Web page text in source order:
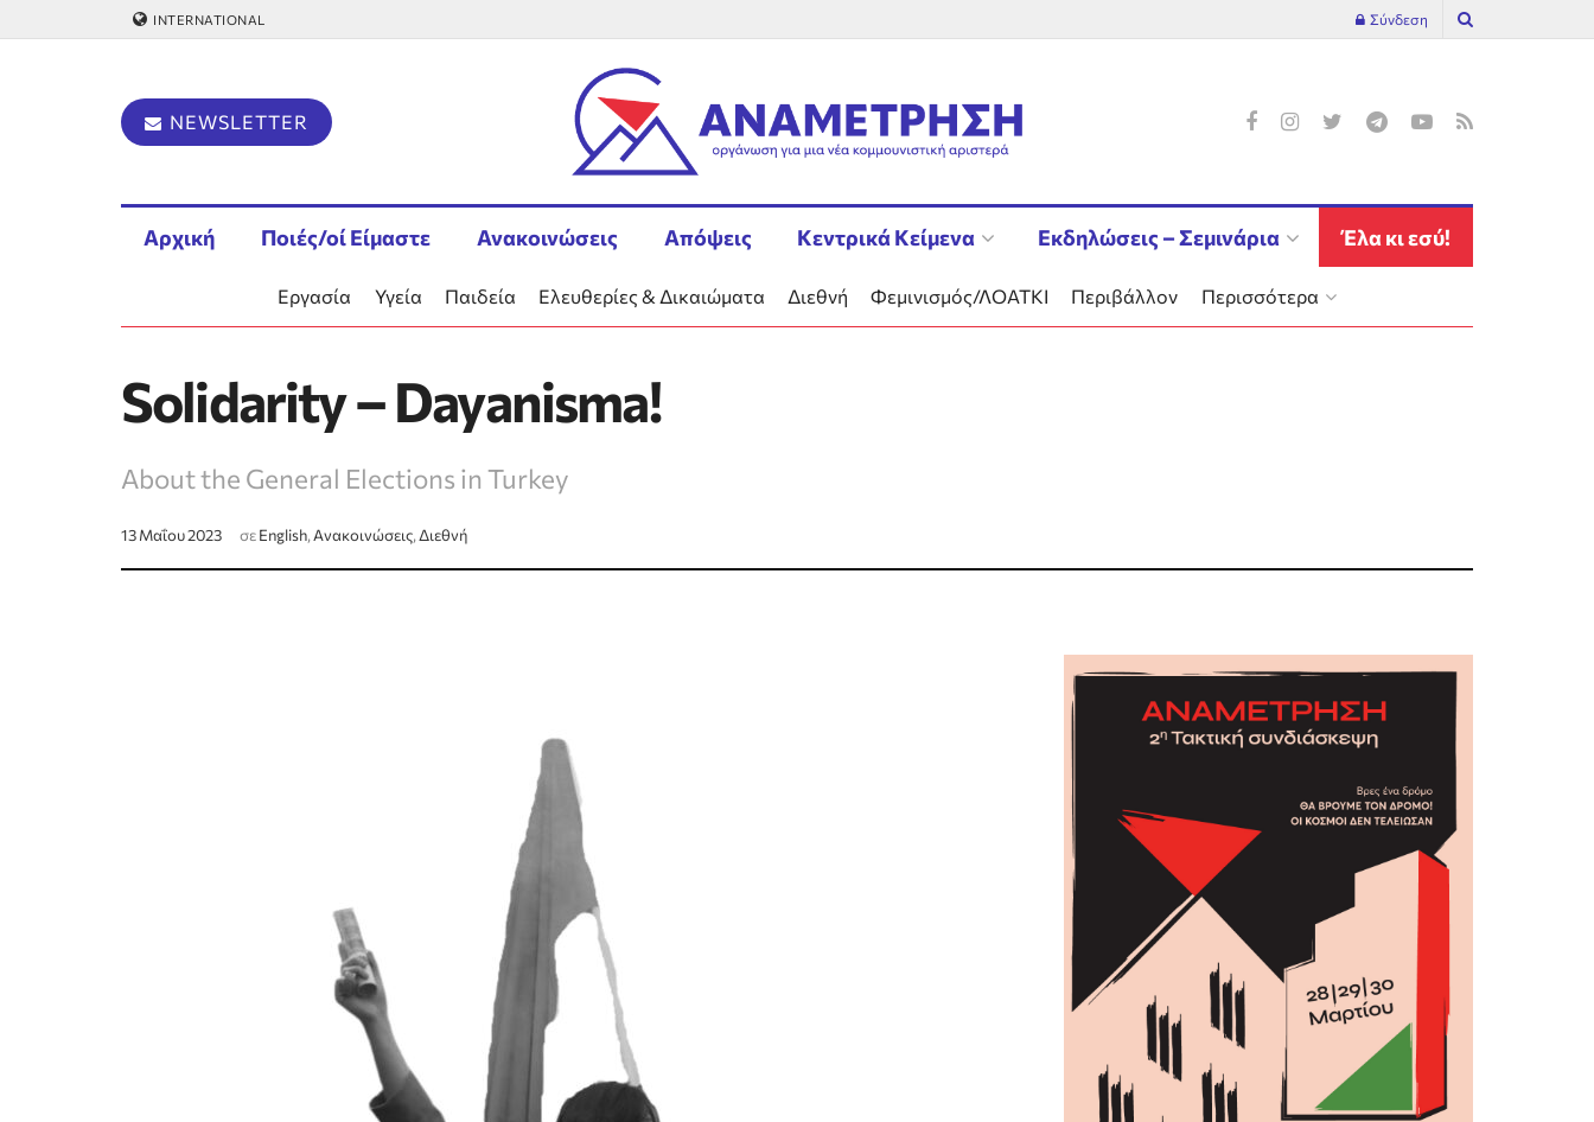
INTERNATIONAL Σύνδεση
NEWSLETTER
Αρχική Ποιές/οί Είμαστε Ανακοινώσεις Απόψεις Κεντρικά Κείμενα Εκδηλώσεις – Σεμινάρια Έλα κι εσύ!
Εργασία Υγεία Παιδεία Ελευθερίες & Δικαιώματα Διεθνή Φεμινισμός/ΛΟΑΤΚΙ Περιβάλλον Περισσότερα
Solidarity – Dayanisma!
About the General Elections in Turkey
13 Μαΐου 2023 σεEnglish, Ανακοινώσεις, Διεθνή